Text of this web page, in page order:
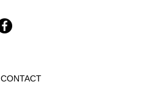
CONTACT